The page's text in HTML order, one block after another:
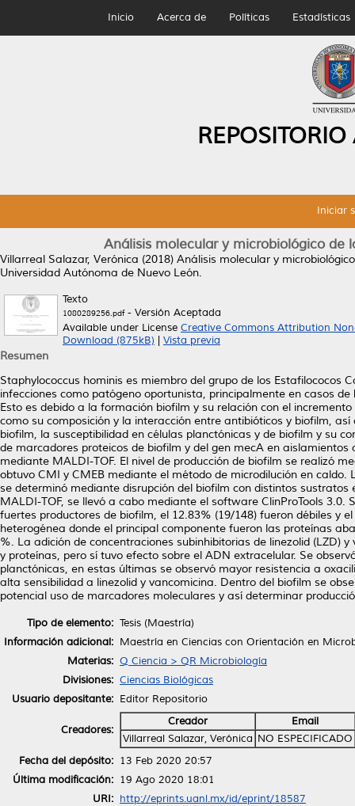
Inicio Acerca de Políticas Estadísticas
Iniciar
Análisis molecular y microbiológico de
Villarreal Salazar, Verónica (2018) Análisis molecular y
Universidad Autónoma de Nuevo León.
Texto
1080289256.pdf- Versión Aceptada
Available under License Creative Commons Attribution
Download (875kB)
Vista previa
Resumen
Staphylococcus hominis es miembro del grupo de los Estafilococos
infecciones como patógeno oportunista, principalmente en casos
Esto es debido a la formación biofilm y su relación con el
como su composición y la interacción entre antibióticos y biofilm,
biofilm, la susceptibilidad en células planctónicas y de biofilm y su
de marcadores proteicos de biofilm y del gen mecA en
mediante MALDI-TOF. El nivel de producción de biofilm se realizó
obtuvo CMI y CMEB mediante el método de microdilución en
se determinó mediante disrupción del biofilm con distintos
MALDI-TOF, se llevó a cabo mediante el software ClinProTools
fuertes productores de biofilm, el 12.83% (19/148) fueron débiles y
heterogénea donde el principal componente fueron las proteínas
%. La adición de concentraciones subinhibitorias de linezolid (LZD)
y proteínas, pero sí tuvo efecto sobre el ADN extracelular. Se
planctónicas, en estas últimas se observó mayor resistencia a
alta sensibilidad a linezolid y vancomicina. Dentro del biofilm se
potencial uso de marcadores moleculares y así determinar
Tipo de elemento: Tesis (Maestría)
Información adicional: Maestría en Ciencias con Orientación en
Materias: Q Ciencia > QR Microbiología
Divisiones: Ciencias Biológicas
Usuario depositante: Editor Repositorio
Creadores:
Creador
Email
Villarreal Salazar, Verónica NO ESPECIFICADO
Fecha del depósito: 13 Feb 2020 20:57
Última modificación: 19 Ago 2020 18:01
URI: http://eprints.uanl.mx/id/eprint/18587